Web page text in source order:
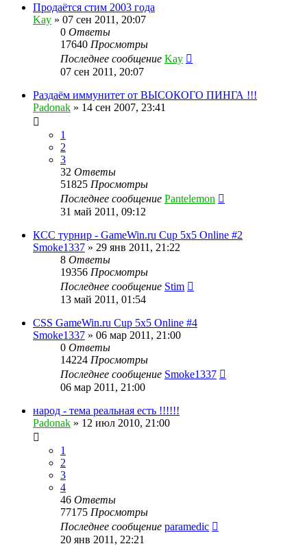
Продаётся стим 2003 года
Kay » 07 сен 2011, 20:07
0 Ответы
17640 Просмотры
Последнее сообщение Kay
07 сен 2011, 20:07
Раздаём иммунитет от ВЫСОКОГО ПИНГА !!!
Padonak » 14 сен 2007, 23:41
1
2
3
32 Ответы
51825 Просмотры
Последнее сообщение Pantelemon
31 май 2011, 09:12
КСС турнир - GameWin.ru Cup 5x5 Online #2
Smoke1337 » 29 янв 2011, 21:22
8 Ответы
19356 Просмотры
Последнее сообщение Stim
13 май 2011, 01:54
CSS GameWin.ru Cup 5x5 Online #4
Smoke1337 » 06 мар 2011, 21:00
0 Ответы
14224 Просмотры
Последнее сообщение Smoke1337
06 мар 2011, 21:00
народ - тема реальная есть !!!!!!
Padonak » 12 июл 2010, 21:00
1
2
3
4
46 Ответы
77175 Просмотры
Последнее сообщение paramedic
20 янв 2011, 22:21